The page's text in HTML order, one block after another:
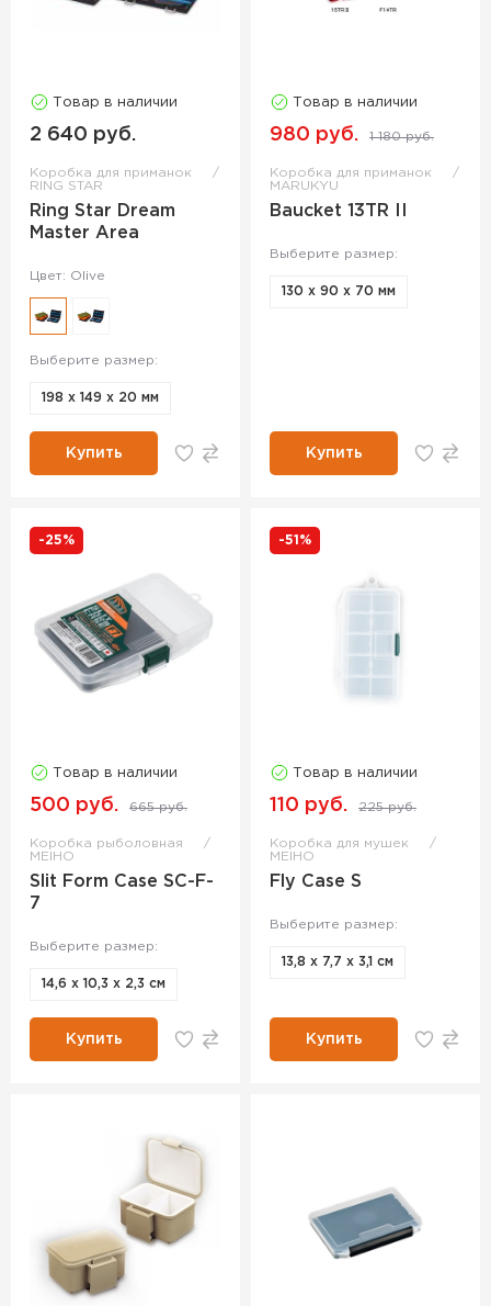
Товар в наличии
2 640 руб.
Коробка для приманок
RING STAR
Ring Star Dream
Master Area
Цвет: Olive
Выберите размер:
198 х 149 х 20 мм
Купить
Товар в наличии
980 руб. 1 180 руб.
Коробка для приманок
MARUKYU
Baucket 13TR II
Выберите размер:
130 x 90 x 70 мм
Купить
-25%
Товар в наличии
500 руб. 665 руб.
Коробка рыболовная
MEIHO
Slit Form Case SC-F-
7
Выберите размер:
14,6 х 10,3 х 2,3 см
Купить
-51%
Товар в наличии
110 руб. 225 руб.
Коробка для мушек
MEIHO
Fly Case S
Выберите размер:
13,8 х 7,7 х 3,1 см
Купить